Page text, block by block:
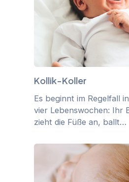
Kollik-Koller
Es beginnt im Regelfall
vier Lebenswochen: Ihr
zieht die Füße an, ballt…